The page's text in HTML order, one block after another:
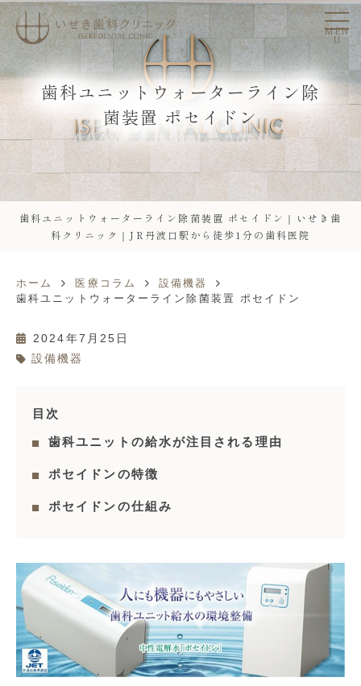
MEN
U
歯科ユニットウォーターライン除
菌装置 ポセイドン
歯科ユニットウォーターライン除菌装置 ポセイドン｜いせき歯
科クリニック｜JR丹波口駅から徒歩1分の歯科医院
ホーム 医療コラム
設備機器
歯科ユニットウォーターライン除菌装置 ポセイドン
2024年7月25日
設備機器
目次
歯科ユニットの給水が注目される理由
ポセイドンの特徴
ポセイドンの仕組み